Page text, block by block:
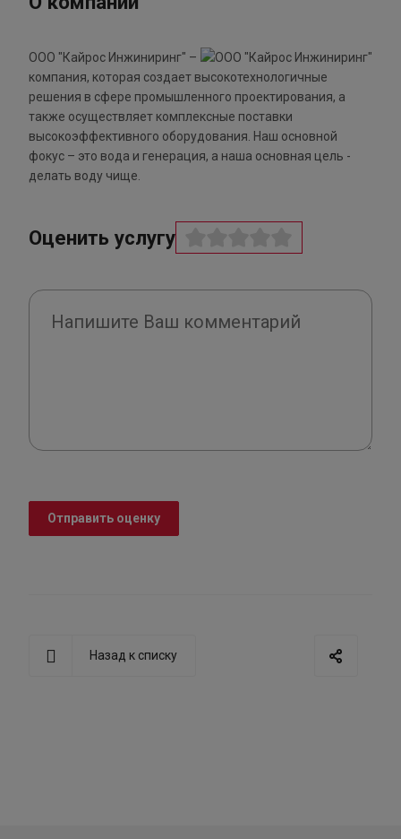
ООО "Кайрос Инжиниринг" –
компания, которая создает высокотехнологичные
решения в сфере промышленного проектирования, а
также осуществляет комплексные поставки
высокоэффективного оборудования. Наш основной
фокус – это вода и генерация, а наша основная цель -
делать воду чище.
Оценить услугу
Отправить оценку
Назад к списку